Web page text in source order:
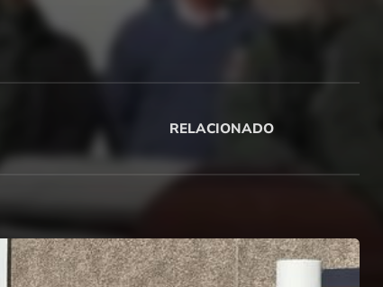
RELACIONADO